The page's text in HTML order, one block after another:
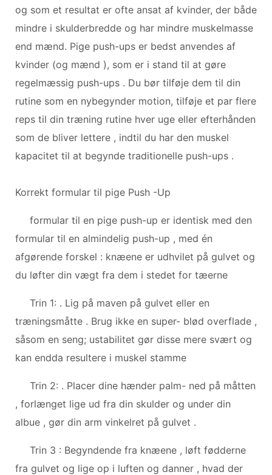
og som et resultat er ofte ansat af kvinder, der både
mindre i skulderbredde og har mindre muskelmasse
end mænd. Pige push-ups er bedst anvendes af
kvinder (og mænd ), som er i stand til at gøre
regelmæssig push-ups . Du bør tilføje dem til din
rutine som en nybegynder motion, tilføje et par flere
reps til din træning rutine hver uge eller efterhånden
som de bliver lettere , indtil du har den muskel
kapacitet til at begynde traditionelle push-ups .
Korrekt formular til pige Push -Up
formular til en pige push-up er identisk med den
formular til en almindelig push-up , med én
afgørende forskel : knæene er udhvilet på gulvet og
du løfter din vægt fra dem i stedet for tæerne
Trin 1: . Lig på maven på gulvet eller en
træningsmåtte . Brug ikke en super- blød overflade ,
såsom en seng; ustabilitet gør disse mere svært og
kan endda resultere i muskel stamme
Trin 2: . Placer dine hænder palm- ned på måtten
, forlænget lige ud fra din skulder og under din
albue , gør din arm vinkelret på gulvet .
Trin 3 : Begyndende fra knæene , løft fødderne
fra gulvet og lige op i luften og danner , hvad der